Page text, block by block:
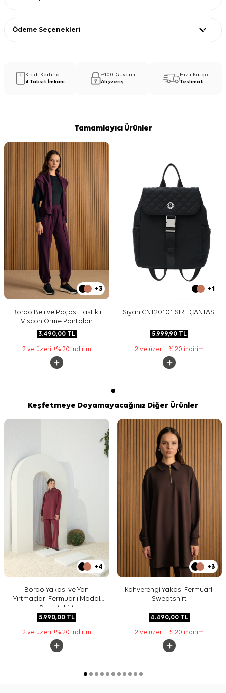
Ödeme Seçenekleri
Kredi Kartına
4 Taksit İmkanı
%100 Güvenli
Alışveriş
Hızlı Kargo
Teslimat
Tamamlayıcı Ürünler
+3
Bordo Beli ve Paçası Lastikli
Viscon Örme Pantolon
3.490,00TL
2 ve üzeri +% 20 indirim
+1
Siyah CNT20101 SIRT ÇANTASI
5.999,90 TL
2 ve üzeri +% 20 indirim
Keşfetmeye Doyamayacağınız Diğer Ürünler
+4
Bordo Yakası ve Yan
Yırtmaçları Fermuarlı Modal
Sweatshirt
5.990,00TL
2 ve üzeri +% 20 indirim
+3
Kahverengi Yakası Fermuarlı
Sweatshirt
4.490,00 TL
2 ve üzeri +% 20 indirim